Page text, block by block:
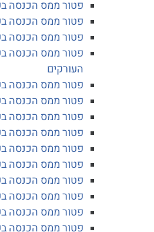
פטור ממס הכנסה בעקבות
פטור ממס הכנסה בעקבות
פטור ממס הכנסה בעקבות
פטור ממס הכנסה
העורקים
פטור ממס הכנסה
פטור ממס הכנסה
פטור ממס הכנסה בעקבות
פטור ממס הכנסה
פטור ממס הכנסה בעקבות
פטור ממס הכנסה
פטור ממס הכנסה בעקבות
פטור ממס הכנסה בעקבות
פטור ממס הכנסה בעקבות
פטור ממס הכנסה בעקבות